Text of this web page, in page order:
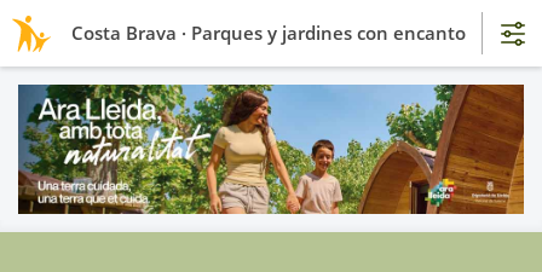
Costa Brava · Parques y jardines con encanto